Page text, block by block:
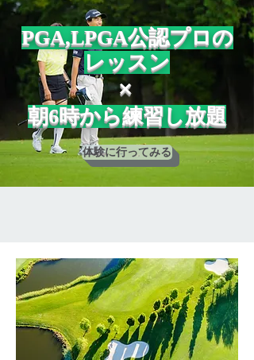
PGA,LPGA公認プロの​
レッスン
​×
朝6時から練習し放題
体験に行ってみる